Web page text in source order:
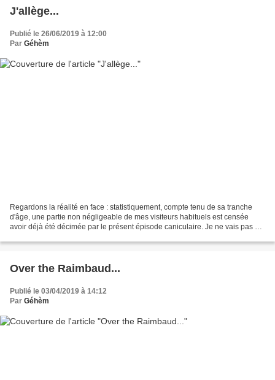
J'allège...
Publié le 26/06/2019 à 12:00
Par Géhèm
Regardons la réalité en face : statistiquement, compte tenu de sa tranche
d'âge, une partie non négligeable de mes visiteurs habituels est censée
avoir déjà été décimée par le présent épisode caniculaire. Je ne vais pas y
Over the Raimbaud...
Publié le 03/04/2019 à 14:12
Par Géhèm